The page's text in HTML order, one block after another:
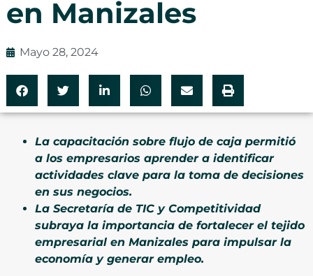
en Manizales
Mayo 28, 2024
La capacitación sobre flujo de caja permitió
a los empresarios aprender a identificar
actividades clave para la toma de decisiones
en sus negocios.
La Secretaría de TIC y Competitividad
subraya la importancia de fortalecer el tejido
empresarial en Manizales para impulsar la
economía y generar empleo.